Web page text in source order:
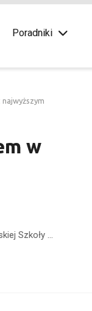
Poradniki
najwyższym
w
Szkoły …